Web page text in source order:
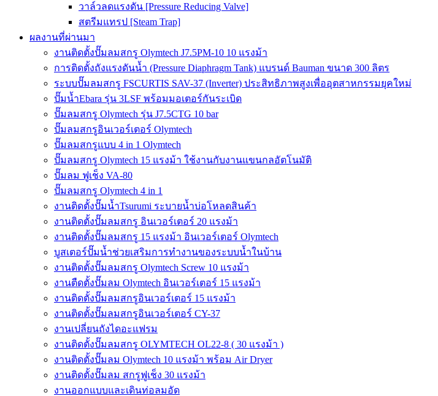
วาล์วลดแรงดัน [Pressure Reducing Valve]
สตรีมแทรป [Steam Trap]
ผลงานที่ผ่านมา
งานติดตั้งปั๊มลมสกรู Olymtech J7.5PM-10 10 แรงม้า
การติดตั้งถังแรงดันน้ำ (Pressure Diaphragm Tank) แบรนด์ Bauman ขนาด 300 ลิตร
ระบบปั๊มลมสกรู FSCURTIS SAV-37 (Inverter) ประสิทธิภาพสูงเพื่ออุตสาหกรรมยุคใหม่
ปั๊มน้ำEbara รุ่น 3LSF พร้อมมอเตอร์กันระเบิด
ปั๊มลมสกรู Olymtech รุ่น J7.5CTG 10 bar
ปั๊มลมสกรูอินเวอร์เตอร์ Olymtech
ปั๊มลมสกรูแบบ 4 in 1 Olymtech
ปั๊มลมสกรู Olymtech 15 แรงม้า ใช้งานกับงานแขนกลอัตโนมัติ
ปั๊มลม ฟูเช็ง VA-80
ปั๊มลมสกรู Olymtech 4 in 1
งานติดตั้งปั๊มน้ำTsurumi ระบายน้ำบ่อโหลดสินค้า
งานติดตั้งปั๊มลมสกรู อินเวอร์เตอร์ 20 แรงม้า
งานติดตั้งปั๊มลมสกรู 15 แรงม้า อินเวอร์เตอร์ Olymtech
บูสเตอร์ปั๊มน้ำช่วยเสริมการทำงานของระบบน้ำในบ้าน
งานติดตั้งปั๊มลมสกรู Olymtech Screw 10 แรงม้า
งานตืดตั้งปั๊มลม Olymtech อินเวอร์เตอร์ 15 แรงม้า
งานติดตั้งปั๊มลมสกรูอินเวอร์เตอร์ 15 แรงม้า
งานติดตั้งปั๊มลมสกรูอินเวอร์เตอร์ CY-37
งานเปลี่ยนถังไดอะแฟรม
งานติดตั้งปั๊มลมสกรู OLYMTECH OL22-8 ( 30 แรงม้า )
งานติดตั้งปั๊มลม Olymtech 10 แรงม้า พร้อม Air Dryer
งานติดตั้งปั๊มลม สกรูฟูเช็ง 30 แรงม้า
งานออกแบบและเดินท่อลมอัด